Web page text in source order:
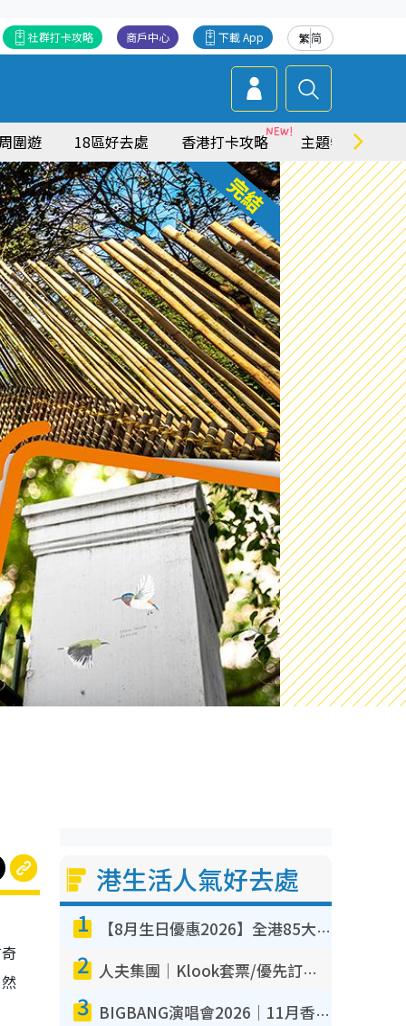
繁简
下載 App
商戶中心
社群打卡攻略
圍遊 18區好去處 香港打卡攻略 主題特集
港生活人氣好去處
1 【8月生日優惠2026】全港85大食買玩著數攻略 自助餐/火鍋放題同行免費＋誠品/DONKI送現金券
2 人夫集團｜Klook套票/優先訂票/公開發售搶飛攻略！附票價.購票連結.場地座位表
3 BIGBANG演唱會2026｜11月香港啟德開3場！實名制VIP申請、優先購票攻略